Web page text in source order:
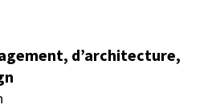
d’architecture,